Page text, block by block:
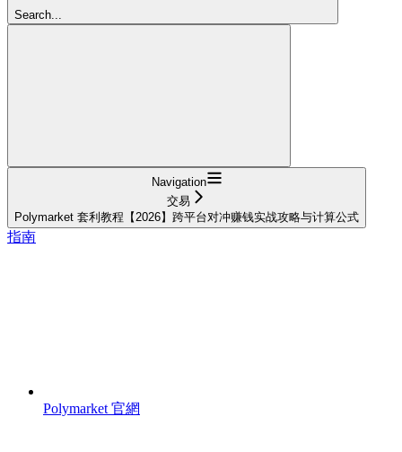
Search...
Navigation
交易
Polymarket 套利教程【2026】跨平台对冲赚钱实战攻略与计算公式
指南
Polymarket 官網